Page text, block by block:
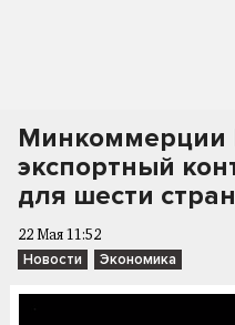
Минкоммерции
экспортный
для шести стран
22 Мая 11:52
Новости Экономика